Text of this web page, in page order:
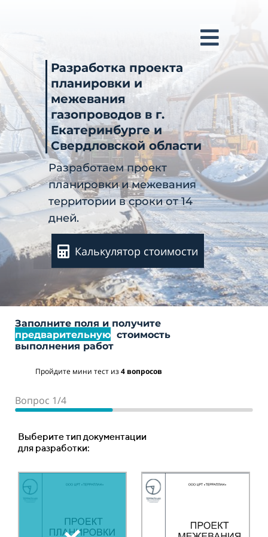
Разработка проекта
планировки и
межевания
газопроводов в г.
Екатеринбурге и
Свердловской области
Разработаем проект
планировки и межевания
территории в сроки от 14
дней.
Калькулятор стоимости
Заполните поля и получите
предварительную стоимость
выполнения работ
Пройдите мини тест из4 вопросов
Вопрос 1/4
Выберите тип документации
для разработки:
Вопрос 2/4
Тип объекта:
Вопрос 3/4
Ориентировочная площадь или протяженность
объекта :
Площадный объект
Вопрос 4/4
Место расположения объекта
Ваш телефон
Ориентировочная цена
составляет: